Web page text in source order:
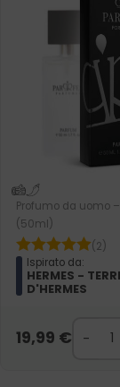
Profumo da uomo –
(50ml)
(2)
Ispirato da:
HERMES -
D'HERMES
19,99 €